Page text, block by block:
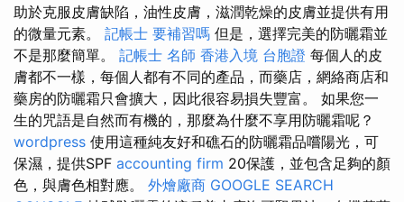
助於克服皮膚缺陷，油性皮膚，滋潤乾燥的皮膚並提供有用
的微量元素。 記帳士 要補習嗎 但是，選擇完美的防曬霜並
不是那麼簡單。 記帳士 名師 香港入境 台胞證 每個人的皮
膚都不一樣，每個人都有不同的產品，而藥店，網絡商店和
藥房的防曬霜只會擴大，因此很容易損失豐富。 如果您一
生的咒語是自然而有機的，那麼為什麼不享用防曬霜呢？
wordpress 使用這種純友好和礁石的防曬霜品嚐陽光，可
保濕，提供SPF accounting firm 20保護，並包含足夠的顏
色，與膚色相對應。 外燴廠商 GOOGLE SEARCH